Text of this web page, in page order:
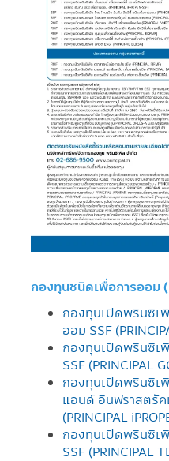
กองทุนชนิดเพื่อการออม
กองทุนเปิดพรินซิเ
ออม SSF
กองทุนเปิดพรินซิเ
SSF (PRINCIPAL
กองทุนเปิดพรินซิเ
แอนด์ อินฟราสตรัค
(PRINCIPAL
กองทุนเปิดพรินซิเ
SSF (PRINCIPAL